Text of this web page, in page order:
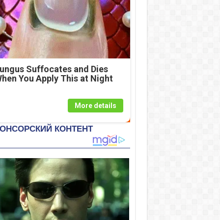
Suffocates and Dies
You Apply This at Night
More details